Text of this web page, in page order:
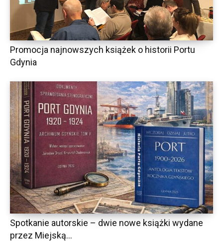
Promocja najnowszych książek o historii Portu
Gdynia
Spotkanie autorskie – dwie nowe książki wydane
przez Miejską...